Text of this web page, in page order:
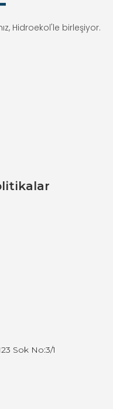
Hidroekol'le birleşiyor.
Sok No:3/1